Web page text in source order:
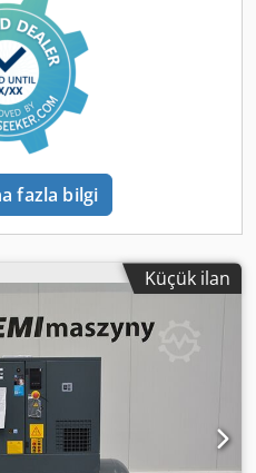
fazla bilgi
Küçük ilan